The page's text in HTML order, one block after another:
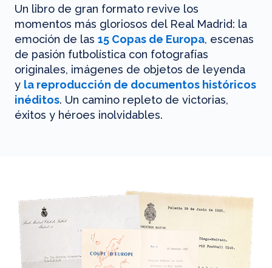
Un libro de gran formato revive los
momentos más gloriosos del Real Madrid: la
emoción de las 15 Copas de Europa, escenas
de pasión futbolística con fotografías
originales, imágenes de objetos de leyenda
y la reproducción de documentos históricos
inéditos. Un camino repleto de victorias,
éxitos y héroes inolvidables.